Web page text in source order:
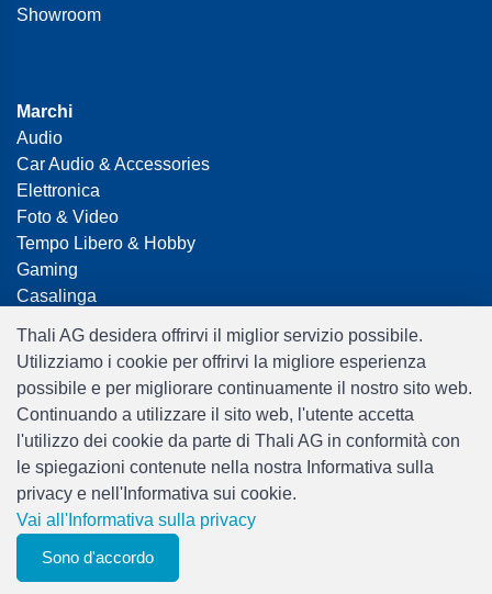
Filtri
osservatori
Showroom
Marchi
Audio
Car Audio & Accessories
Elettronica
Foto & Video
Tempo Libero & Hobby
Gaming
Casalinga
Giocattoli
Thali AG desidera offrirvi il miglior servizio possibile.
Utilizziamo i cookie per offrirvi la migliore esperienza
possibile e per migliorare continuamente il nostro sito web.
Continuando a utilizzare il sito web, l'utente accetta
l'utilizzo dei cookie da parte di Thali AG in conformità con
le spiegazioni contenute nella nostra Informativa sulla
privacy e nell'Informativa sui cookie.
Vai all'Informativa sulla privacy
Sono d'accordo